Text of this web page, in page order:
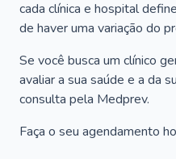
cada clínica e hospital
de haver uma variação do
Se você busca um clínico
avaliar a sua saúde e a da
consulta pela Medprev.
Faça o seu agendamento